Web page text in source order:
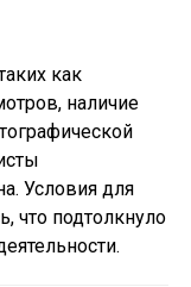
как
наличие
Условия для
что подтолкнуло